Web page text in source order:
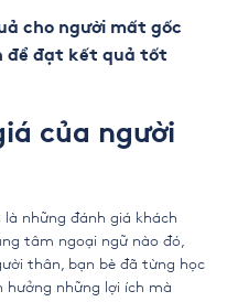
cho người mất gốc
để đạt kết quả tốt
của người
những đánh giá khách
tâm ngoại ngữ nào đó,
thân, bạn bè đã từng học
hưởng những lợi ích mà